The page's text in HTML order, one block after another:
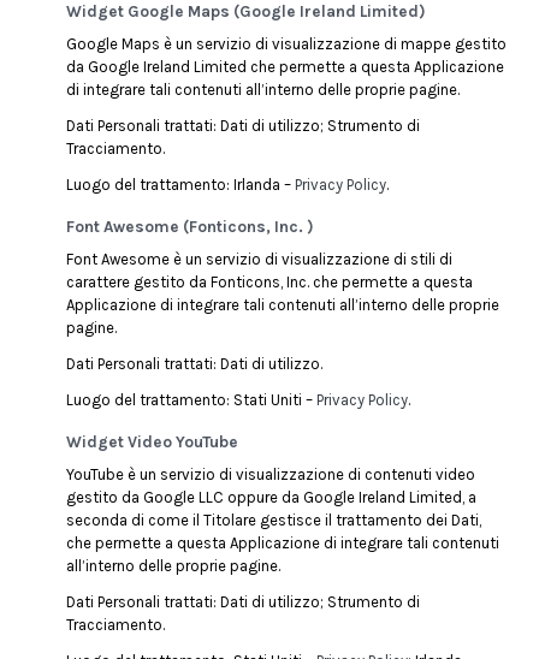
Widget Google Maps (Google Ireland Limited)
Google Maps è un servizio di visualizzazione di mappe gestito
da Google Ireland Limited che permette a questa Applicazione
di integrare tali contenuti all’interno delle proprie pagine.
Dati Personali trattati: Dati di utilizzo; Strumento di
Tracciamento.
Luogo del trattamento: Irlanda – Privacy Policy.
Font Awesome (Fonticons, Inc. )
Font Awesome è un servizio di visualizzazione di stili di
carattere gestito da Fonticons, Inc. che permette a questa
Applicazione di integrare tali contenuti all’interno delle proprie
pagine.
Dati Personali trattati: Dati di utilizzo.
Luogo del trattamento: Stati Uniti – Privacy Policy.
Widget Video YouTube
YouTube è un servizio di visualizzazione di contenuti video
gestito da Google LLC oppure da Google Ireland Limited, a
seconda di come il Titolare gestisce il trattamento dei Dati,
che permette a questa Applicazione di integrare tali contenuti
all’interno delle proprie pagine.
Dati Personali trattati: Dati di utilizzo; Strumento di
Tracciamento.